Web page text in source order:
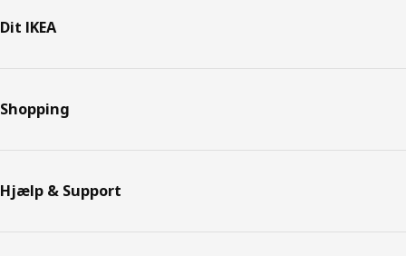
Dit IKEA
Shopping
Hjælp & Support